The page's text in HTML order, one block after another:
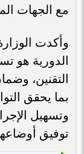
مع الجهات
وأكدت
الدورية هو
التقنين،
بما يحقق
وتسهيل
توفيق